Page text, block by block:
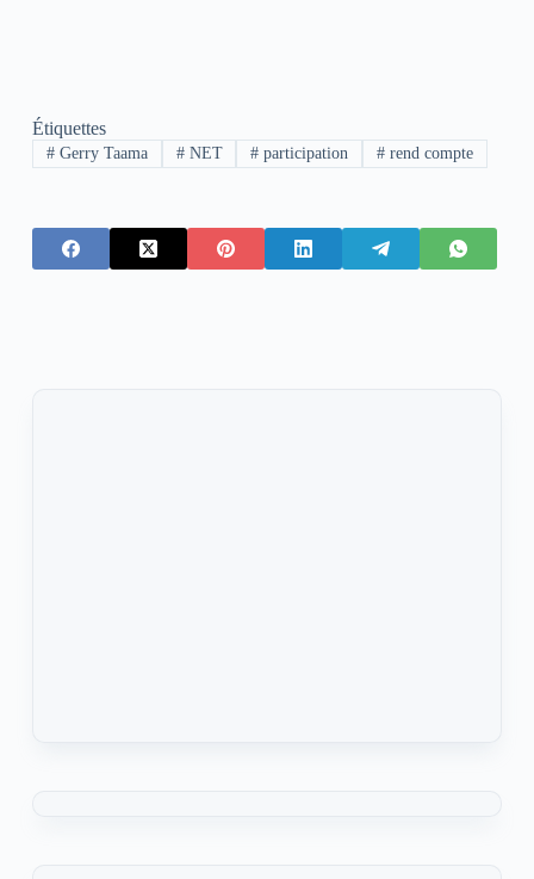
Étiquettes
#Gerry Taama #NET # participation # rend compte